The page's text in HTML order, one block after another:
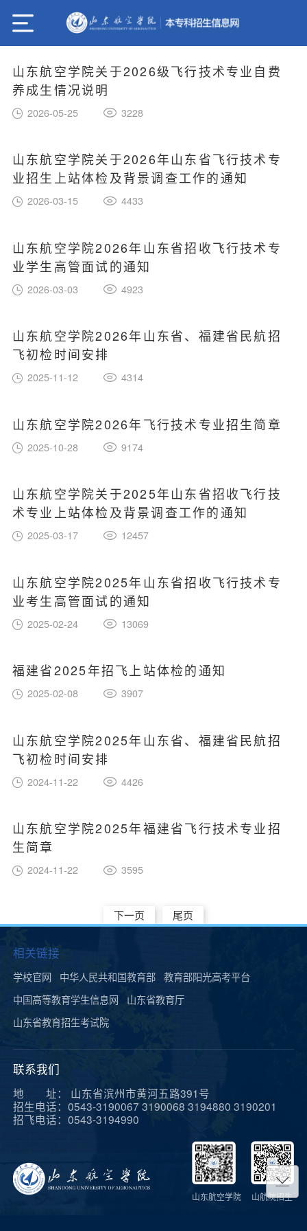
山东航空学院关于2026级飞行技术专业自费
养成生情况说明
2026-05-25 3228
山东航空学院关于2026年山东省飞行技术专
业招生上站体检及背景调查工作的通知
2026-03-15 4433
山东航空学院2026年山东省招收飞行技术专
业学生高管面试的通知
2026-03-03 4923
山东航空学院2026年山东省、福建省民航招
飞初检时间安排
2025-11-12 4314
山东航空学院2026年飞行技术专业招生简章
2025-10-28 9174
山东航空学院关于2025年山东省招收飞行技
术专业上站体检及背景调查工作的通知
2025-03-17 12457
山东航空学院2025年山东省招收飞行技术专
业考生高管面试的通知
2025-02-24 13069
福建省2025年招飞上站体检的通知
2025-02-08 3907
山东航空学院2025年山东省、福建省民航招
飞初检时间安排
2024-11-22 4426
山东航空学院2025年福建省飞行技术专业招
生简章
2024-11-22 3595
下一页 尾页
相关链接
学校官网 中华人民共和国教育部 教育部阳光高考平台
中国高等教育学生信息网
山东省教育厅
山东省教育招生考试院
联系我们
地 址： 山东省滨州市黄河五路391号
招生电话：0543-3190067 3190068 3194880 3190201
招飞电话：0543-3194990
山东航空学院 山航院招生